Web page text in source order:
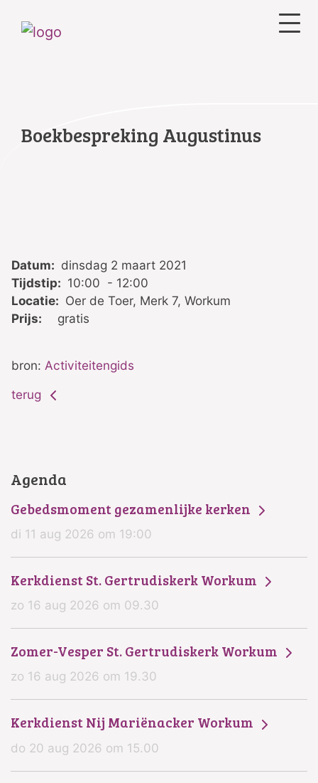
Boekbespreking Augustinus
Datum: dinsdag 2 maart 2021
Tijdstip: 10:00 - 12:00
Locatie: Oer de Toer, Merk 7, Workum
Prijs:
gratis
bron: Activiteitengids
terug
Agenda
Gebedsmoment gezamenlijke kerken
di 11 aug 2026 om 19:00
Kerkdienst St. Gertrudiskerk Workum
zo 16 aug 2026 om 09.30
Zomer-Vesper St. Gertrudiskerk Workum
zo 16 aug 2026 om 19.30
Kerkdienst Nij Mariënacker Workum
do 20 aug 2026 om 15.00